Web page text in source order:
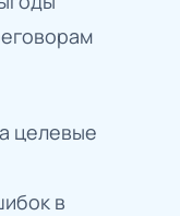
целевые
в